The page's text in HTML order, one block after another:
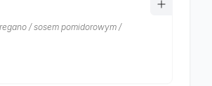
/ sosem pomidorowym /